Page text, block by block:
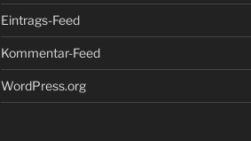
Eintrags-Feed
Kommentar-Feed
WordPress.org